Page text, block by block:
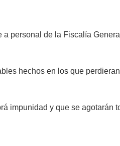
personal de la Fiscalía
hechos en los que
impunidad y que se